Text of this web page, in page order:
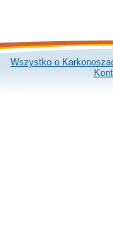
Wszystko o